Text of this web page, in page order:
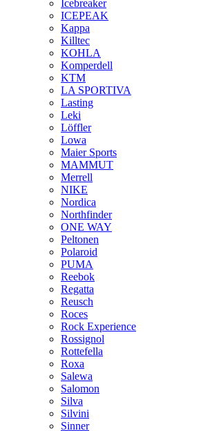
Icebreaker
ICEPEAK
Kappa
Killtec
KOHLA
Komperdell
KTM
LA SPORTIVA
Lasting
Leki
Löffler
Lowa
Maier Sports
MAMMUT
Merrell
NIKE
Nordica
Northfinder
ONE WAY
Peltonen
Polaroid
PUMA
Reebok
Regatta
Reusch
Roces
Rock Experience
Rossignol
Rottefella
Roxa
Salewa
Salomon
Silva
Silvini
Sinner